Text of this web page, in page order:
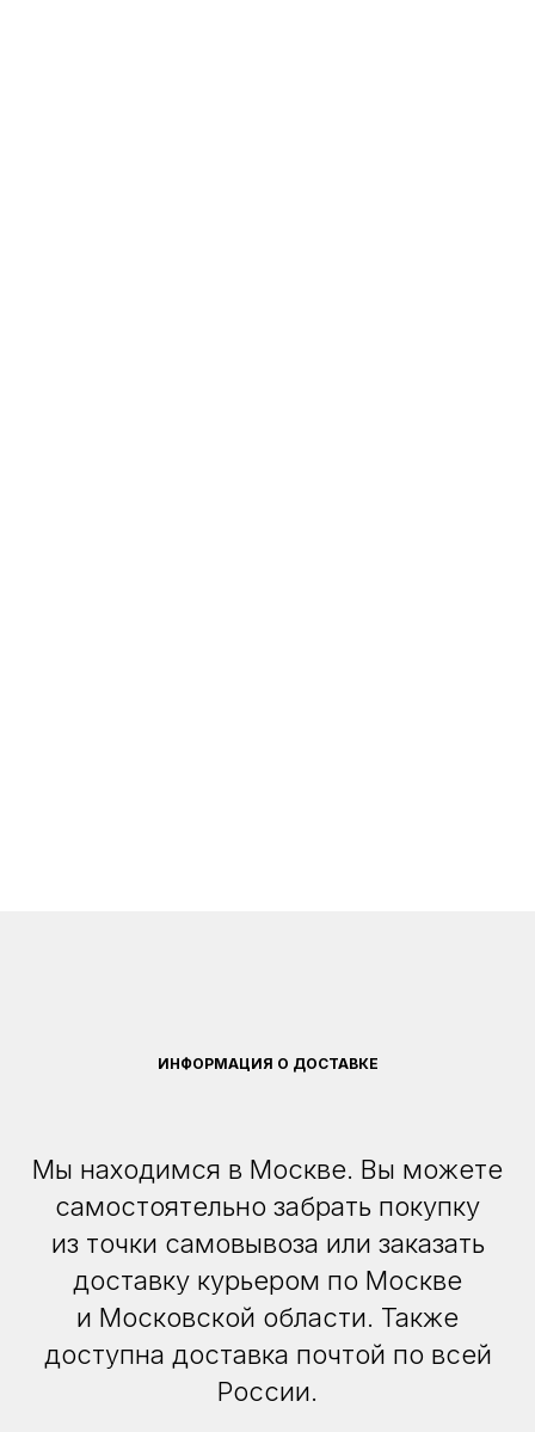
ИНФОРМАЦИЯ О ДОСТАВКЕ
Мы находимся в Москве. Вы можете
самостоятельно забрать покупку
из точки самовывоза или заказать
доставку курьером по Москве
и Московской области. Также
доступна доставка почтой по всей
России.